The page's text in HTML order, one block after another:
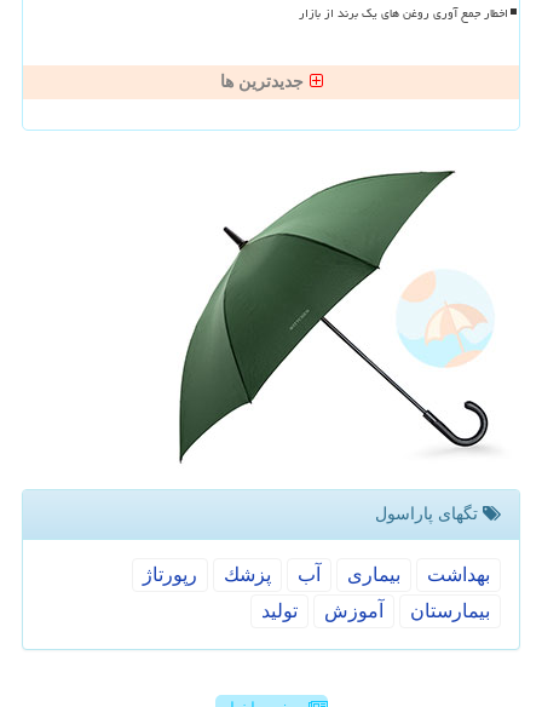
اخطار جمع آوری روغن های یک برند از بازار
جدیدترین ها
تگهای پاراسول
بهداشت بیماری آب پزشك
رپورتاژ
بیمارستان
آموزش تولید